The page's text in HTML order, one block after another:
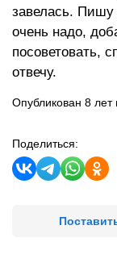
завелась. Пишу
очень надо,
посоветовать,
отвечу.
Опубликован 8 лет
Поделиться: